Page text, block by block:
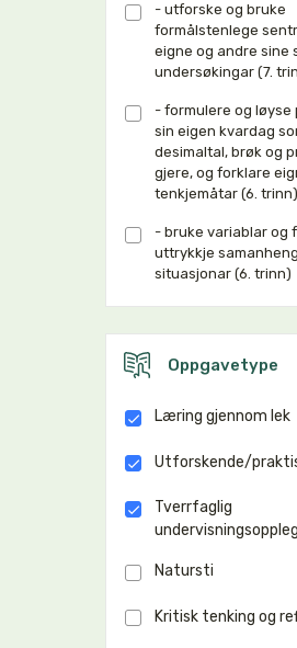
- utforske og bruke
formålstenlege
eigne og andre sine
undersøkingar (7.
- formulere og løyse
sin eigen kvardag
desimaltal, brøk og
gjere, og forklare
tenkjemåtar (6. trinn)
- bruke variablar og
uttrykkje
situasjonar (6. trinn)
Oppgavetype
Læring gjennom lek
Utforskende/
Tverrfaglig
Natursti
Kritisk tenking og